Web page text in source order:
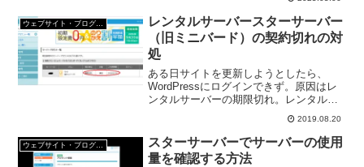
が来る」「サーバー自体の性能UPが望め
ない」の言う事とで、レンタルサーバー
を探しているのだ。
ウェブサイト・ブログ作成
レンタルサーバースターサーバー
（旧ミニバード）の契約切れの対
処
ある日サイトを更新しようとしたら、
WordPressにログインできず。原因はレ
ンタルサーバーの期限切れ。レンタルサ
ーバーミニバードはスターサーバーに統
合され、期限の切れたレンタルサーバー
の契約更新の方法が以前と違う。契約更
新をしてみたよ。
2019.08.20
スターサーバーでサーバーの使用
量を確認する方法